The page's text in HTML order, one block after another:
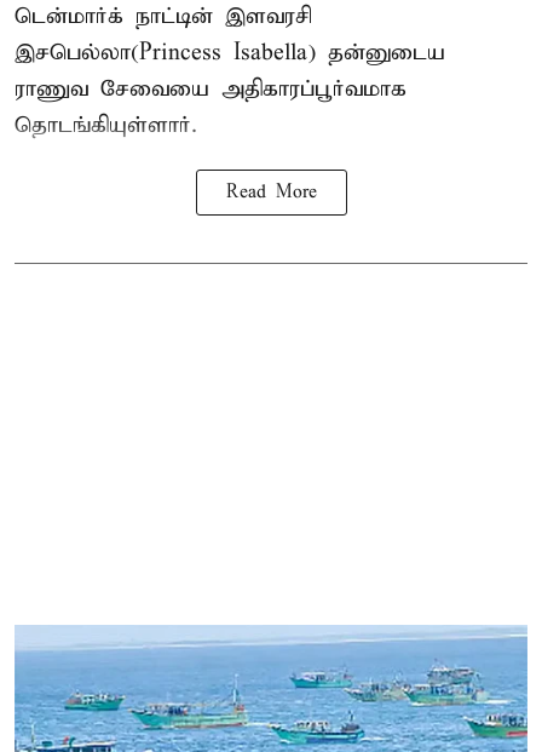
டென்மார்க் நாட்டின் இளவரசி
இசபெல்லா(Princess Isabella) தன்னுடைய
ராணுவ சேவையை அதிகாரப்பூர்வமாக
தொடங்கியுள்ளார்.
Read More